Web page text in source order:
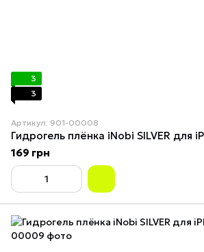
3
3
Артикул: 901-00008
Гидрогель плёнка iNobi SILVER для
169 грн